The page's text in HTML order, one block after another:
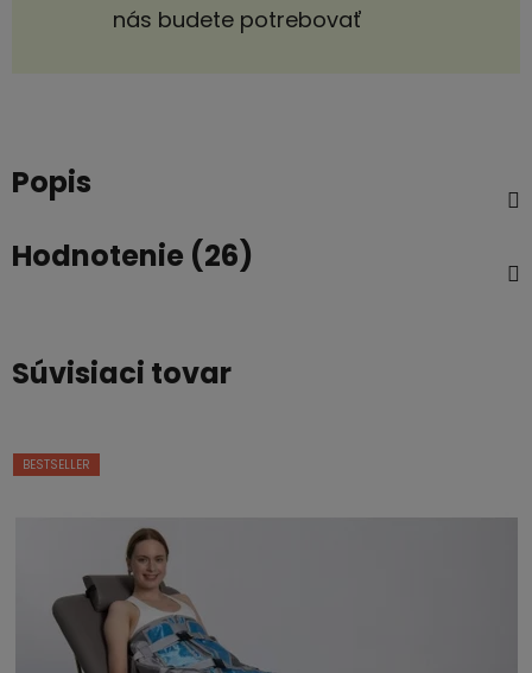
nás budete potrebovať
Popis
Hodnotenie (26)
Súvisiaci tovar
BESTSELLER